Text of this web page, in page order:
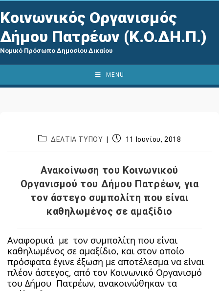
Κοινωνικός Οργανισμός
Δήμου Πατρέων (Κ.Ο.ΔΗ.Π.)
Νομικό Πρόσωπο Δημοσίου Δικαίου
MENU
ΔΕΛΤΙΑ ΤΥΠΟΥ 11 Ιουνίου, 2018
Ανακοίνωση του Κοινωνικού
Οργανισμού του Δήμου Πατρέων, για
τον άστεγο συμπολίτη που είναι
καθηλωμένος σε αμαξίδιο
Αναφορικά με τον συμπολίτη που είναι
καθηλωμένος σε αμαξίδιο, και στον οποίο
πρόσφατα έγινε έξωση με αποτέλεσμα να είναι
πλέον άστεγος, από τον Κοινωνικό Οργανισμό
του Δήμου Πατρέων, ανακοινώθηκαν τα